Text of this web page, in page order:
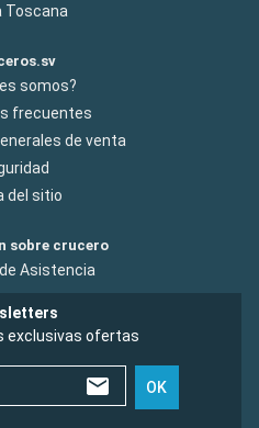
Toscana
somos?
frecuentes
de venta
del sitio
sobre crucero
Asistencia
exclusivas ofertas
OK